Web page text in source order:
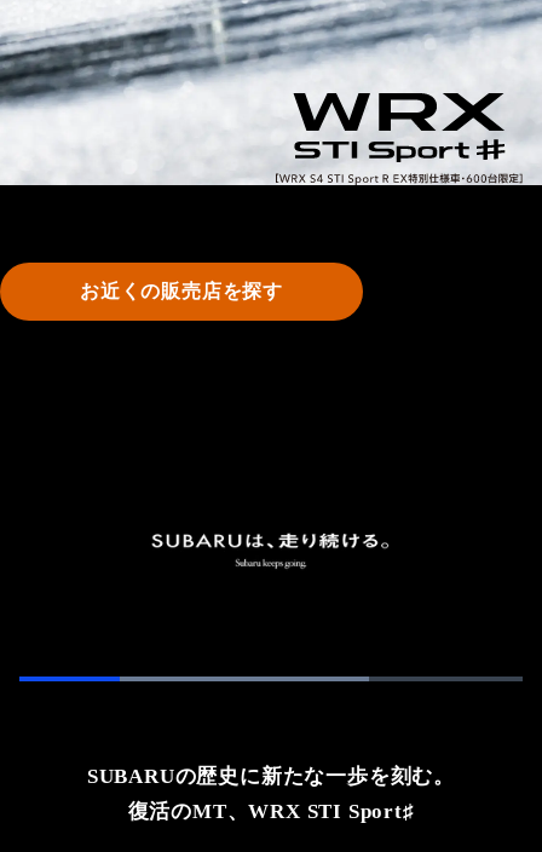
お近くの販売店を探す
Loaded:
SUBARUの歴史に新たな一歩を刻む。
復活のMT、WRX STI Sport♯